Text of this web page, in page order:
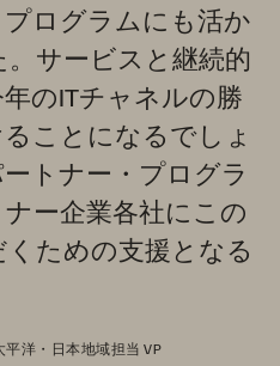
ログラムにも活か
サービスと継続的
のITチャネルの勝
ことになるでしょ
トナー・プログラ
ー企業各社にこの
ための支援となる
平洋・日本地域担当 VP